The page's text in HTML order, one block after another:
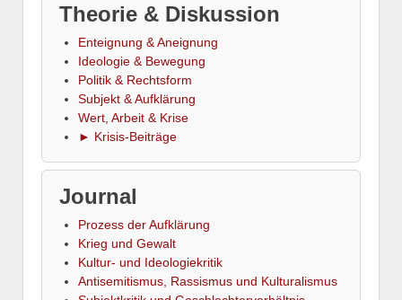
Theorie & Diskussion
Enteignung & Aneignung
Ideologie & Bewegung
Politik & Rechtsform
Subjekt & Aufklärung
Wert, Arbeit & Krise
► Krisis-Beiträge
Journal
Prozess der Aufklärung
Krieg und Gewalt
Kultur- und Ideologiekritik
Antisemitismus, Rassismus und Kulturalismus